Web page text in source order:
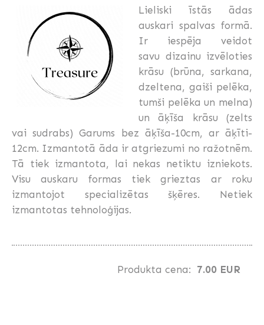
Lieliski īstās ādas
auskari spalvas formā.
Ir iespēja veidot
savu dizainu izvēloties
krāsu (brūna, sarkana,
dzeltena, gaiši pelēka,
tumši pelēka un melna)
un āķīša krāsu (zelts
vai sudrabs) Garums bez āķīša-10cm, ar āķīti-
12cm. Izmantotā āda ir atgriezumi no ražotnēm.
Tā tiek izmantota, lai nekas netiktu izniekots.
Visu auskaru formas tiek grieztas ar roku
izmantojot specializētas šķēres. Netiek
izmantotas tehnoloģijas.
Produkta cena: 7.00 EUR